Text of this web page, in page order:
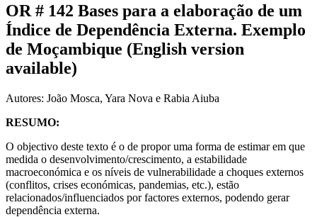
OR # 142 Bases para a elaboração de um
Índice de Dependência Externa. Exemplo
de Moçambique (English version
available)
Autores: João Mosca, Yara Nova e Rabia Aiuba
RESUMO:
O objectivo deste texto é o de propor uma forma de estimar em que
medida o desenvolvimento/crescimento, a estabilidade
macroeconómica e os níveis de vulnerabilidade a choques externos
(conflitos, crises económicas, pandemias, etc.), estão
relacionados/influenciados por factores externos, podendo gerar
dependência externa.